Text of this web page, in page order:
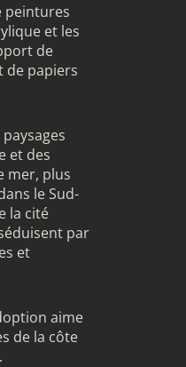
peintures
et les
de
de papiers
et des
mer, plus
le Sud-
la cité
par
et
aime
de la côte